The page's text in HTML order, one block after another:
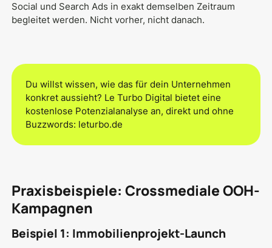
Social und Search Ads in exakt demselben Zeitraum
begleitet werden. Nicht vorher, nicht danach.
Du willst wissen, wie das für dein Unternehmen
konkret aussieht? Le Turbo Digital bietet eine
kostenlose Potenzialanalyse an, direkt und ohne
Buzzwords: leturbo.de
Praxisbeispiele: Crossmediale OOH-
Kampagnen
Beispiel 1: Immobilienprojekt-Launch